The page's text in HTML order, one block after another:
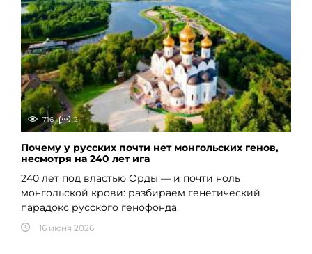
716 2
Почему у русских почти нет монгольских генов,
несмотря на 240 лет ига
240 лет под властью Орды — и почти ноль
монгольской крови: разбираем генетический
парадокс русского генофонда.
16 июня 2026